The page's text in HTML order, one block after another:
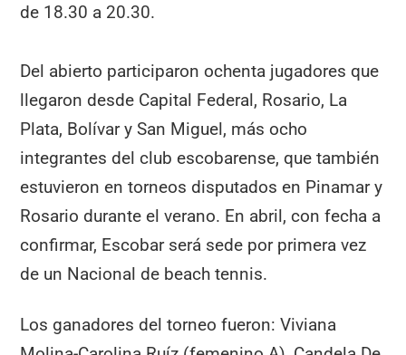
de 18.30 a 20.30.
Del abierto participaron ochenta jugadores que
llegaron desde Capital Federal, Rosario, La
Plata, Bolívar y San Miguel, más ocho
integrantes del club escobarense, que también
estuvieron en torneos disputados en Pinamar y
Rosario durante el verano. En abril, con fecha a
confirmar, Escobar será sede por primera vez
de un Nacional de beach tennis.
Los ganadores del torneo fueron: Viviana